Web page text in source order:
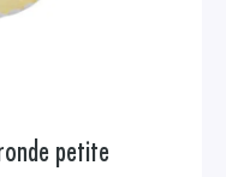
petite